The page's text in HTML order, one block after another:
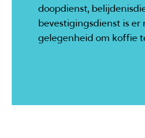
doopdienst,
bevestigingsdienst is er
gelegenheid om koffie